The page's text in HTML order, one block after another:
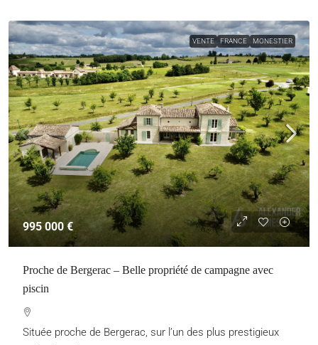
VENTE FRANCE MONESTIER
995 000 €
Proche de Bergerac – Belle propriété de campagne avec
piscin
Située proche de Bergerac, sur l’un des plus prestigieux